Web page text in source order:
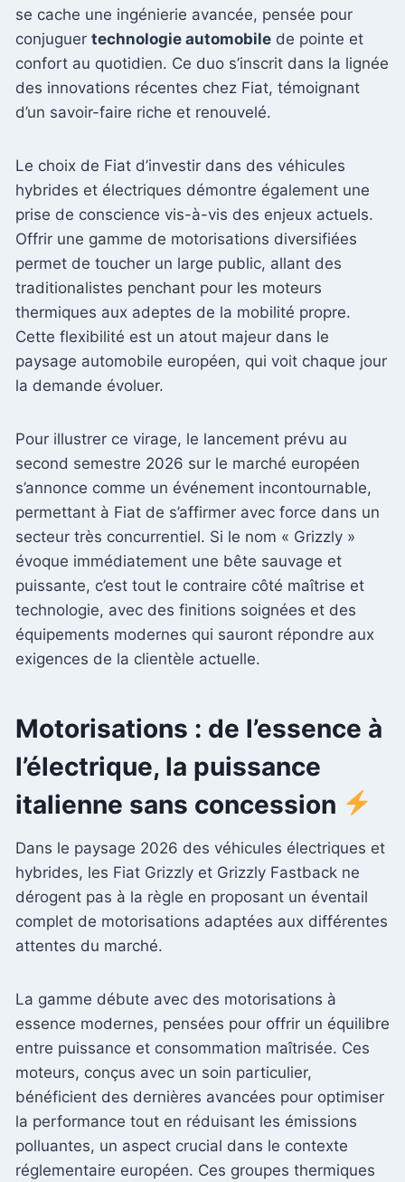
se cache une ingénierie avancée, pensée pour
conjuguer technologie automobile de pointe et
confort au quotidien. Ce duo s’inscrit dans la lignée
des innovations récentes chez Fiat, témoignant
d’un savoir-faire riche et renouvelé.
Le choix de Fiat d’investir dans des véhicules
hybrides et électriques démontre également une
prise de conscience vis-à-vis des enjeux actuels.
Offrir une gamme de motorisations diversifiées
permet de toucher un large public, allant des
traditionalistes penchant pour les moteurs
thermiques aux adeptes de la mobilité propre.
Cette flexibilité est un atout majeur dans le
paysage automobile européen, qui voit chaque jour
la demande évoluer.
Pour illustrer ce virage, le lancement prévu au
second semestre 2026 sur le marché européen
s’annonce comme un événement incontournable,
permettant à Fiat de s’affirmer avec force dans un
secteur très concurrentiel. Si le nom « Grizzly »
évoque immédiatement une bête sauvage et
puissante, c’est tout le contraire côté maîtrise et
technologie, avec des finitions soignées et des
équipements modernes qui sauront répondre aux
exigences de la clientèle actuelle.
Motorisations : de l’essence à
l’électrique, la puissance
italienne sans concession
Dans le paysage 2026 des véhicules électriques et
hybrides, les Fiat Grizzly et Grizzly Fastback ne
dérogent pas à la règle en proposant un éventail
complet de motorisations adaptées aux différentes
attentes du marché.
La gamme débute avec des motorisations à
essence modernes, pensées pour offrir un équilibre
entre puissance et consommation maîtrisée. Ces
moteurs, conçus avec un soin particulier,
bénéficient des dernières avancées pour optimiser
la performance tout en réduisant les émissions
polluantes, un aspect crucial dans le contexte
réglementaire européen. Ces groupes thermiques